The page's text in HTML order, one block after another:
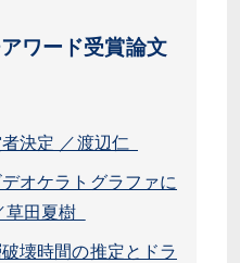
ワード受賞論文
決定 ／渡辺仁
オケラトグラファに
草田夏樹
壊時間の推定とドラ